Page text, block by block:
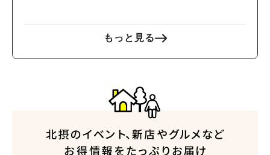
もっと見る